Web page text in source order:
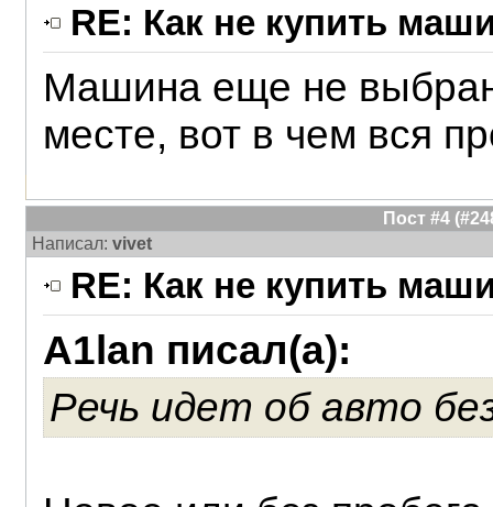
RE: Как не купить
Машина еще не
месте, вот в чем вся
Пост #4
Написал: vivet
RE: Как не купить
A1lan писал(а):
Речь идет об авто